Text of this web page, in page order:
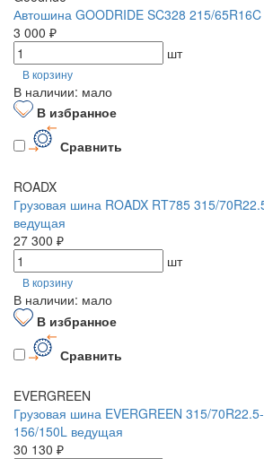
Автошина GOODRIDE SC328 215/
3 000 ₽
шт
В корзину
В наличии: мало
В избранное
Сравнить
ROADX
Грузовая шина ROADX RT785 315/
ведущая
27 300 ₽
шт
В корзину
В наличии: мало
В избранное
Сравнить
EVERGREEN
Грузовая шина EVERGREEN 315/
156/150L ведущая
30 130 ₽